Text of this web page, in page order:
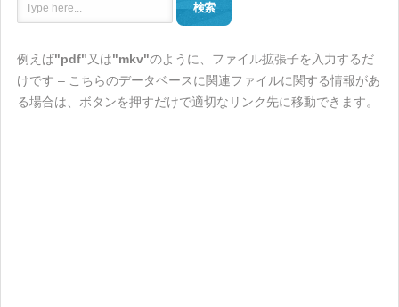
検索
例えば"pdf"又は"mkv"のように、ファイル拡張子を入力するだ
けです – こちらのデータベースに関連ファイルに関する情報があ
る場合は、ボタンを押すだけで適切なリンク先に移動できます。